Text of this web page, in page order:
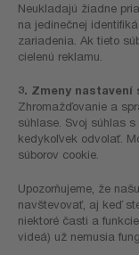
Neukladajú žiadne
na jedinečnej
zariadenia. Ak tieto
cielenú reklamu.
3. Zmeny
Zhromažďovanie a
súhlase. Svoj súhlas
kedykoľvek odvolať.
súborov cookie.
Upozorňujeme, že
navštevovať, aj keď
niektoré časti a
videá) už nemusia